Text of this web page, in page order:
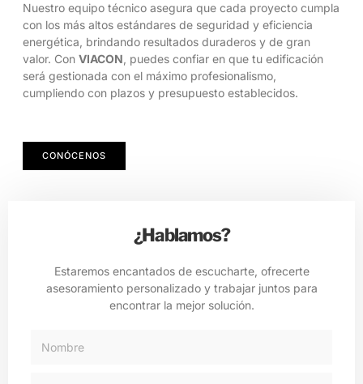
Nuestro equipo técnico asegura que cada proyecto cumpla
con los más altos estándares de seguridad y eficiencia
energética, brindando resultados duraderos y de gran
valor. Con VIACON, puedes confiar en que tu edificación
será gestionada con el máximo profesionalismo,
cumpliendo con plazos y presupuesto establecidos.
CONÓCENOS
¿Hablamos?
Estaremos encantados de escucharte, ofrecerte
asesoramiento personalizado y trabajar juntos para
encontrar la mejor solución.